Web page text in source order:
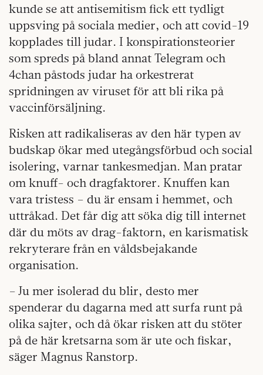
kunde se att antisemitism fick ett tydligt
uppsving på sociala medier, och att covid-19
kopplades till judar. I konspirationsteorier
som spreds på bland annat Telegram och
4chan påstods judar ha orkestrerat
spridningen av viruset för att bli rika på
vaccinförsäljning.
Risken att radikaliseras av den här typen av
budskap ökar med utegångsförbud och social
isolering, varnar tankesmedjan. Man pratar
om knuff- och dragfaktorer. Knuffen kan
vara tristess – du är ensam i hemmet, och
uttråkad. Det får dig att söka dig till internet
där du möts av drag-faktorn, en karismatisk
rekryterare från en våldsbejakande
organisation.
– Ju mer isolerad du blir, desto mer
spenderar du dagarna med att surfa runt på
olika sajter, och då ökar risken att du stöter
på de här kretsarna som är ute och fiskar,
säger Magnus Ranstorp.